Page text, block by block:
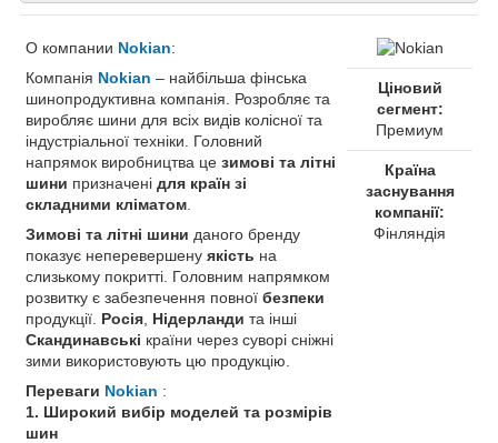
О компании Nokian:
Компанія Nokian – найбільша фінська
шинопродуктивна компанія. Розробляє та
виробляє шини для всіх видів колісної та
індустріальної техніки. Головний
напрямок виробництва це зимові та літні
шини призначені для країн зі
складними кліматом
Зимові та літні шини даного бренду
показує неперевершену якість на
слизькому покритті. Головним напрямком
розвитку є забезпечення повної безпеки
продукції. Росія Нідерланди та інші
Скандинавські країни через суворі сніжні
зими використовують цю продукцію.
Переваги Nokian :
1. Широкий вибір моделей та розмірів
шин
Ціновий
сегмент:
Премиум
Країна
заснування
компанії:
Фінляндія